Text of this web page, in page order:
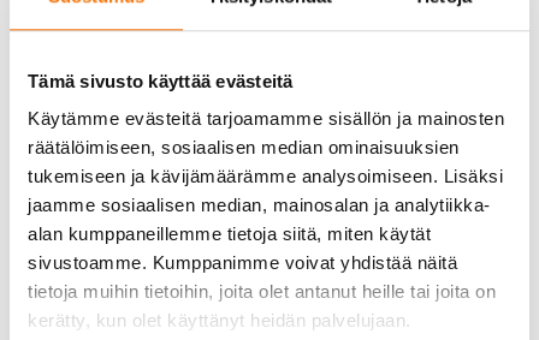
Tämä sivusto käyttää evästeitä
Käytämme evästeitä tarjoamamme sisällön ja mainosten
räätälöimiseen, sosiaalisen median ominaisuuksien
tukemiseen ja kävijämäärämme analysoimiseen. Lisäksi
jaamme sosiaalisen median, mainosalan ja analytiikka-
alan kumppaneillemme tietoja siitä, miten käytät
sivustoamme. Kumppanimme voivat yhdistää näitä
tietoja muihin tietoihin, joita olet antanut heille tai joita on
kerätty, kun olet käyttänyt heidän palvelujaan.
vähentää eroosion ja rakenteiden vaurioitumisen
Toinen etu on ratasepelin kestävyys. Se kestää
hyvin raskaita kuormia ja säilyttää muotonsa
pitkään, mikä tekee siitä ihanteellisen valinnan
rautateiden ja teiden rakentamiseen. Lisäksi
ratasepeli on ympäristöystävällinen vaihtoehto,
sillä se on luonnonmateriaali, joka ei sisällä
haitallisia kemikaaleja.